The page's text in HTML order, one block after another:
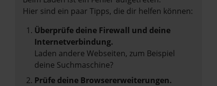
Hier sind ein paar Tipps, die dir helfen können:
Überprüfe deine Firewall und deine
Internetverbindung.
Laden andere Webseiten, zum Beispiel
deine Suchmaschine?
Prüfe deine Browsererweiterungen.